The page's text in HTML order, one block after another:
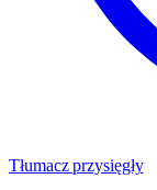
Tłumacz przysięgły